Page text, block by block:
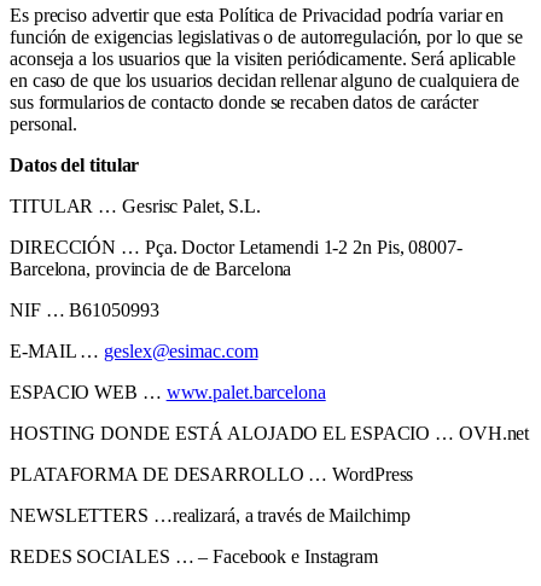
Es preciso advertir que esta Política de Privacidad podría variar en
función de exigencias legislativas o de autorregulación, por lo que se
aconseja a los usuarios que la visiten periódicamente. Será aplicable
en caso de que los usuarios decidan rellenar alguno de cualquiera de
sus formularios de contacto donde se recaben datos de carácter
personal.
Datos del titular
TITULAR … Gesrisc Palet, S.L.
DIRECCIÓN … Pça. Doctor Letamendi 1-2 2n Pis, 08007-
Barcelona, provincia de de Barcelona
NIF … B61050993
E-MAIL … geslex@esimac.com
ESPACIO WEB … www.palet.barcelona
HOSTING DONDE ESTÁ ALOJADO EL ESPACIO … OVH.net
PLATAFORMA DE DESARROLLO … WordPress
NEWSLETTERS …realizará, a través de Mailchimp
REDES SOCIALES … – Facebook e Instagram